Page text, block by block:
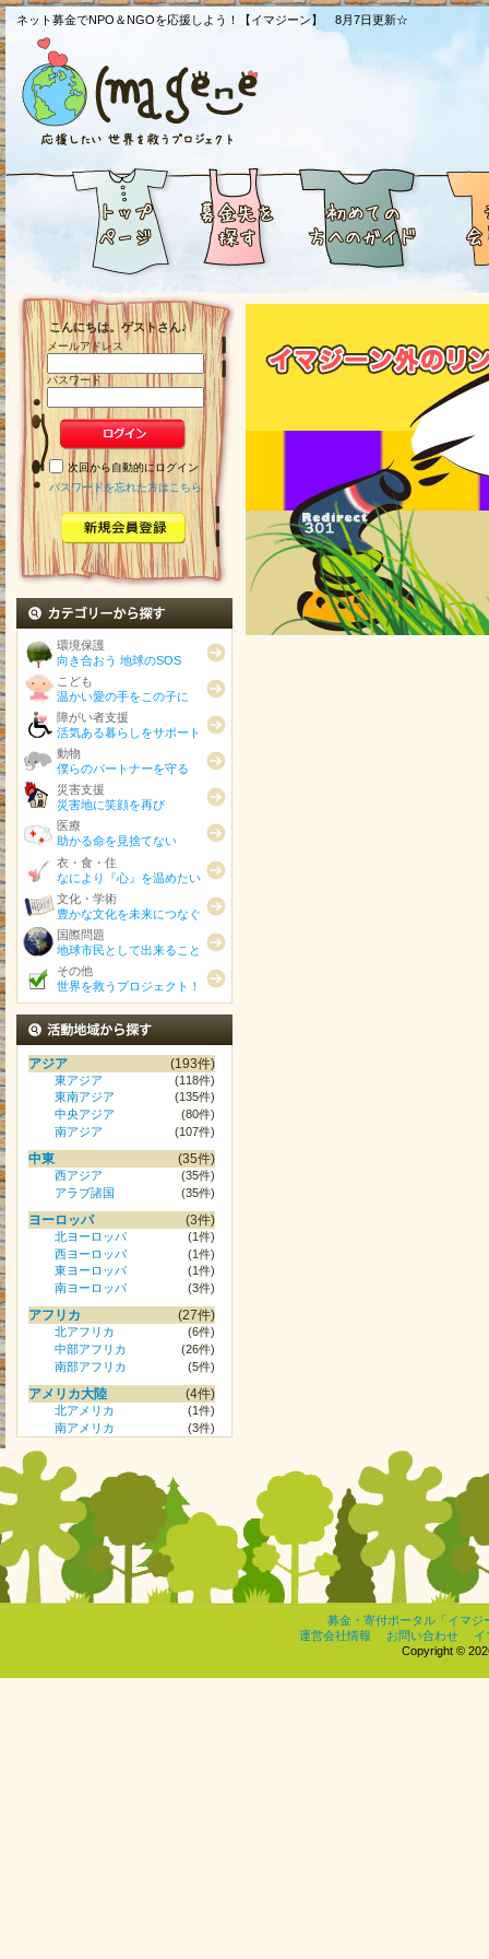
ネット募金でNPO＆NGOを応援しよう！【イマジーン】 8月7日更新☆
こんにちは。ゲストさん♪
メールアドレス
パスワード
次回から自動的にログイン
パスワードを忘れた方はこちら
環境保護
向き合おう 地球のSOS
こども
温かい愛の手をこの子に
障がい者支援
活気ある暮らしをサポート
動物
僕らのパートナーを守る
災害支援
災害地に笑顔を再び
医療
助かる命を見捨てない
衣・食・住
なにより『心』を温めたい
文化・学術
豊かな文化を未来につなぐ
国際問題
地球市民として出来ること
その他
世界を救うプロジェクト！
活動地域から探す
アジア (193件)
東アジア
(118件)
東南アジア
(135件)
中央アジア
(80件)
南アジア
(107件)
中東 (35件)
西アジア
(35件)
アラブ諸国
(35件)
ヨーロッパ (3件)
北ヨーロッパ
(1件)
西ヨーロッパ
(1件)
東ヨーロッパ
(1件)
南ヨーロッパ
(3件)
アフリカ (27件)
北アフリカ
(6件)
中部アフリカ
(26件)
南部アフリカ
(5件)
アメリカ大陸 (4件)
北アメリカ
(1件)
南アメリカ
(3件)
募金・寄付ポータル「イマジ
運営会社情報
お問い合わせ
イ
Copyright ©